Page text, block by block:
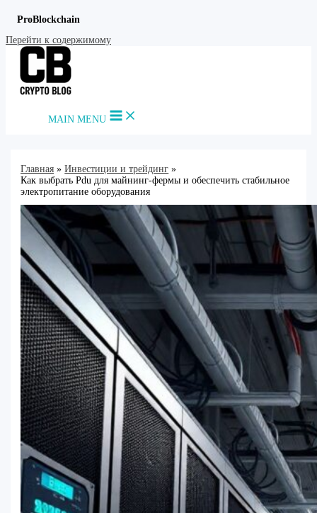
ProBlockchain
Перейти к содержимому
MAIN MENU
Главная
Инвестиции и трейдинг
Как выбрать Pdu для майнинг-фермы и обеспечить стабильное
электропитание оборудования